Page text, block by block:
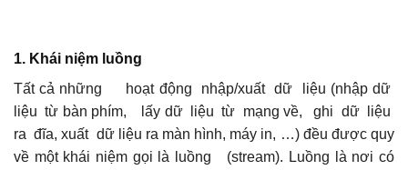
1. Khái niệm luồng
Tất cả những hoạt động nhập/xuất dữ liệu (nhập dữ
liệu từ bàn phím, lấy dữ liệu từ mạng về, ghi dữ liệu
ra đĩa, xuất dữ liệu ra màn hình, máy in, …) đều được quy
về một khái niệm gọi là luồng (stream). Luồng là nơi có